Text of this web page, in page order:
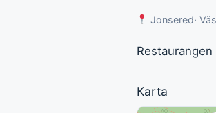
Jonsered·
Karta